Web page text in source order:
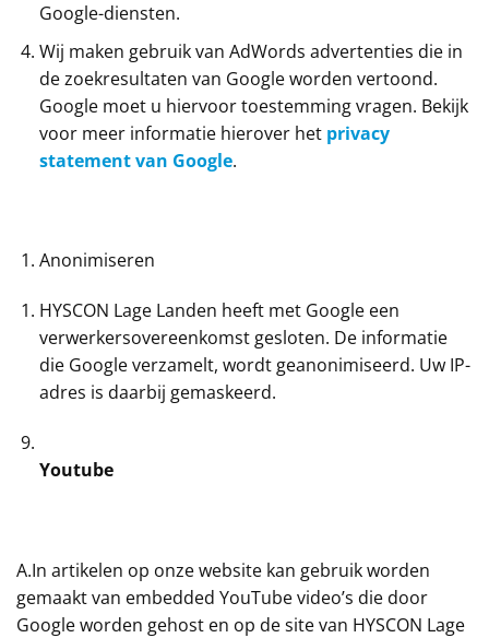
Google-diensten.
Wij maken gebruik van AdWords advertenties die in
de zoekresultaten van Google worden vertoond.
Google moet u hiervoor toestemming vragen. Bekijk
voor meer informatie hierover het privacy
statement van Google.
Anonimiseren
HYSCON Lage Landen heeft met Google een
verwerkersovereenkomst gesloten. De informatie
die Google verzamelt, wordt geanonimiseerd. Uw IP-
adres is daarbij gemaskeerd.
Youtube
A.In artikelen op onze website kan gebruik worden
gemaakt van embedded YouTube video’s die door
Google worden gehost en op de site van HYSCON Lage